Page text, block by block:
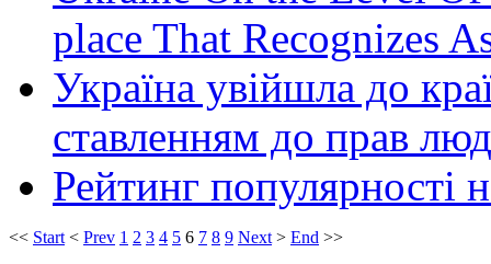
place That Recognizes
Україна увійшла до
ставленням до прав
Рейтинг популярності
<< Start < Prev 1 2 3 4 5 6 7 8 9 Next > End >>